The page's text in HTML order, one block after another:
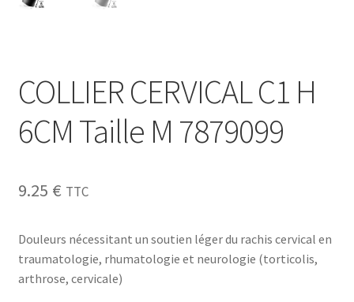
COLLIER CERVICAL C1 H
6CM Taille M 7879099
9.25 € TTC
Douleurs nécessitant un soutien léger du rachis cervical en
traumatologie, rhumatologie et neurologie (torticolis,
arthrose, cervicale)